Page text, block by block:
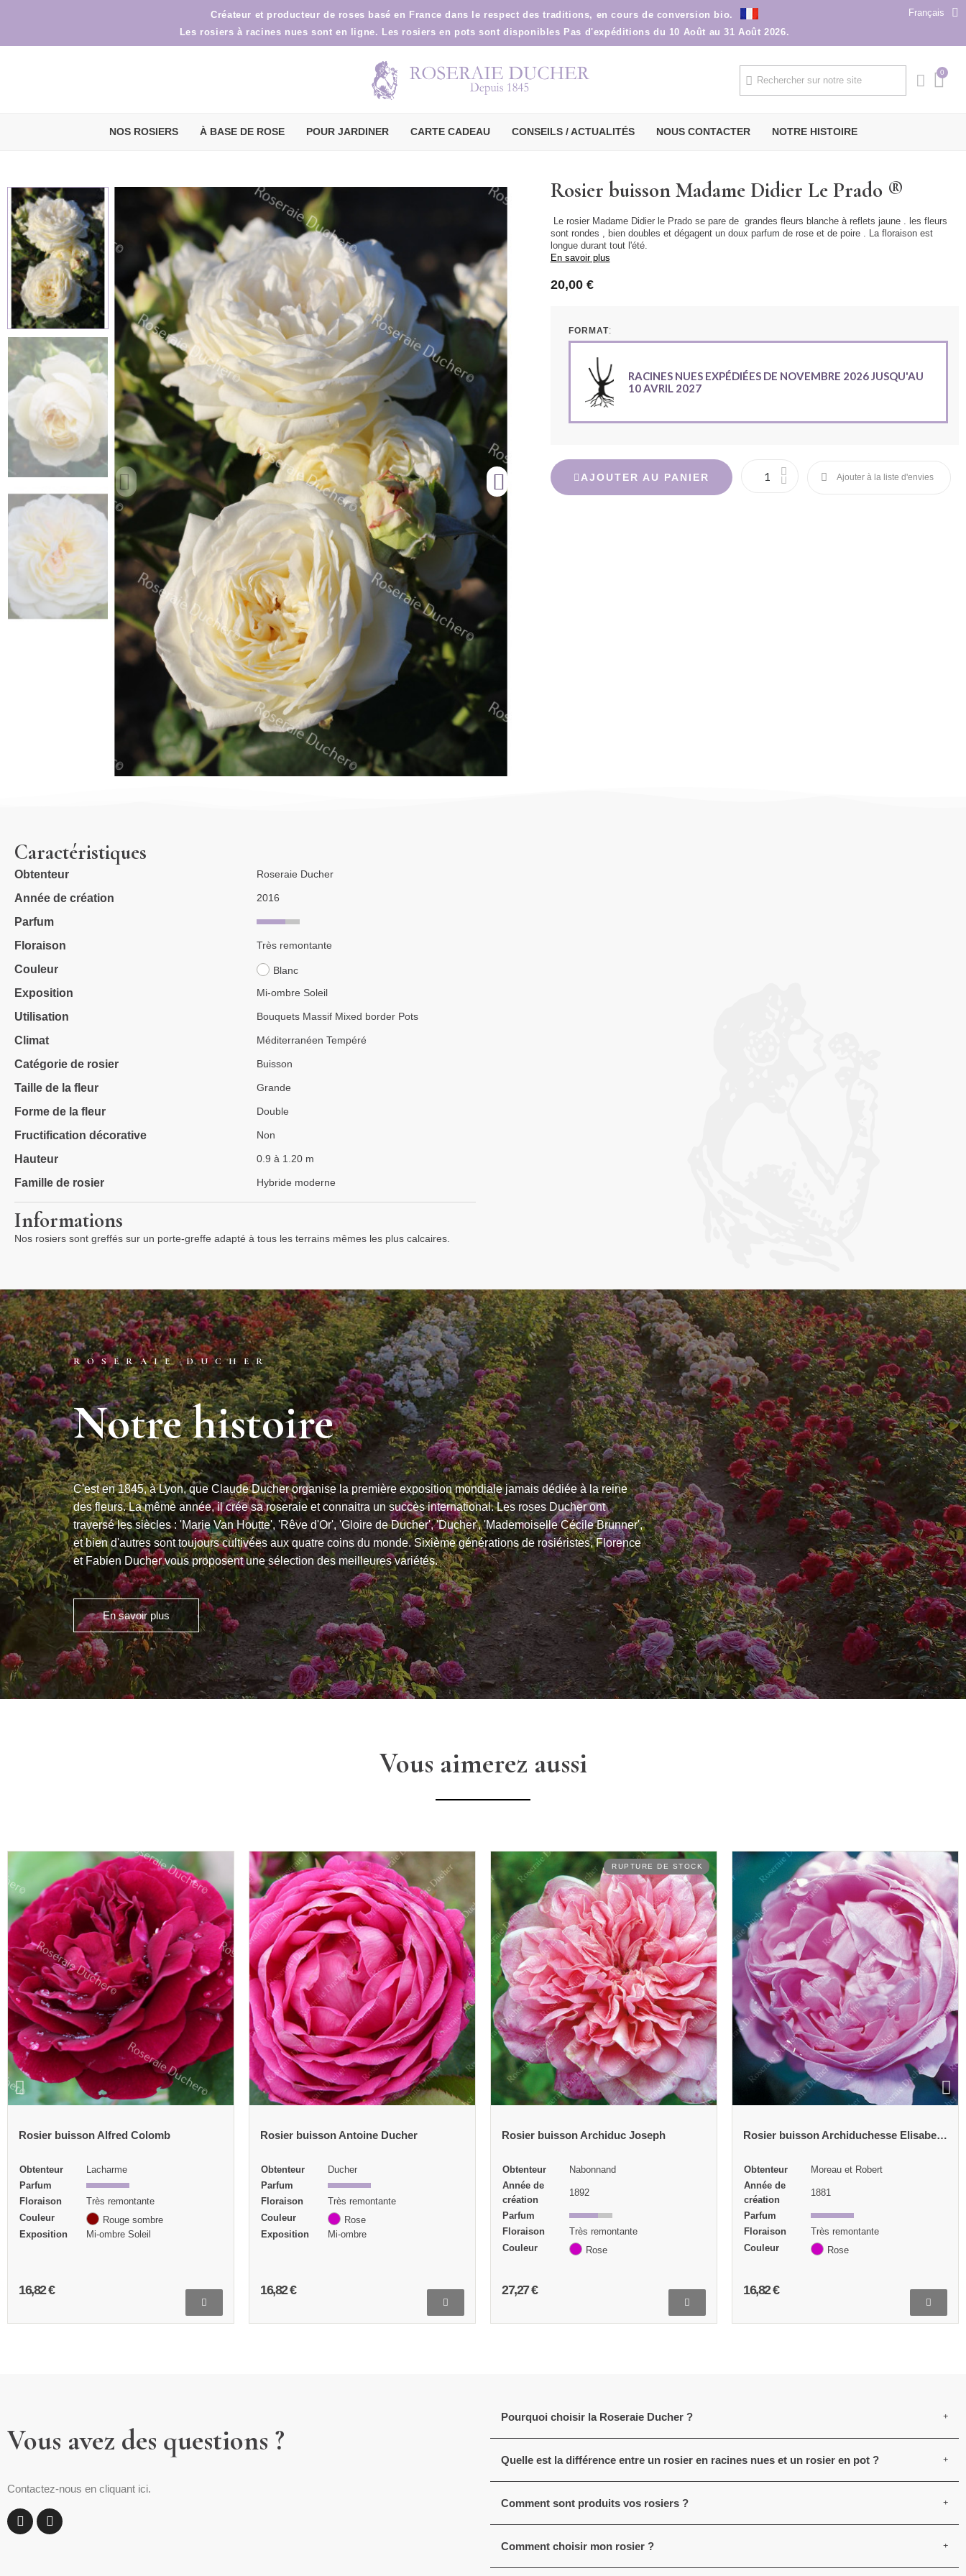
Créateur et producteur de roses basé en France dans le respect des traditions, en cours de conversion bio.
Français
Les rosiers à racines nues sont en ligne. Les rosiers en pots sont disponibles Pas d'expéditions du 10 Août au 31 Août 2026.
NOS ROSIERS À BASE DE ROSE POUR JARDINER CARTE CADEAU CONSEILS / ACTUALITÉS NOUS CONTACTER NOTRE HISTOIRE
Rosier buisson Madame Didier Le Prado ®
Le rosier Madame Didier le Prado se pare de grandes fleurs blanche à reflets jaune . les fleurs
sont rondes , bien doubles et dégagent un doux parfum de rose et de poire . La floraison est
longue durant tout l'été.
En savoir plus
20,00 €
FORMAT
RACINES NUES EXPÉDIÉES DE NOVEMBRE 2026 JUSQU'AU
10 AVRIL 2027
AJOUTER AU PANIER
Caractéristiques
Obtenteur Roseraie Ducher
Année de création 2016
Parfum
Floraison
Très remontante
Couleur Blanc
Exposition Mi-ombre Soleil
Utilisation Bouquets Massif Mixed border Pots
Climat Méditerranéen Tempéré
Catégorie de rosier Buisson
Taille de la fleur Grande
Forme de la fleur Double
Fructification décorative Non
Hauteur 0.9 à 1.20 m
Famille de rosier Hybride moderne
Informations
Nos rosiers sont greffés sur un porte-greffe adapté à tous les terrains mêmes les plus calcaires.
ROSERAIE DUCHER
Notre histoire
C'est en 1845, à Lyon, que Claude Ducher organise la première exposition mondiale jamais dédiée à la reine
des fleurs. La même année, il crée sa roseraie et connaitra un succès international. Les roses Ducher ont
traversé les siècles : 'Marie Van Houtte', 'Rêve d'Or', 'Gloire de Ducher', 'Ducher', 'Mademoiselle Cécile Brunner',
et bien d'autres sont toujours cultivées aux quatre coins du monde. Sixième générations de rosiéristes, Florence
et Fabien Ducher vous proposent une sélection des meilleures variétés.
En savoir plus
Vous aimerez aussi
Rosier buisson Antoine Ducher
Obtenteur
Ducher
Parfum
Floraison
Très remontante
Couleur
Rose
Exposition
Mi-ombre
16,82 €
RUPTURE DE STOCK
Rosier buisson Archiduc Joseph
Obtenteur
Nabonnand
Année de
création
Parfum
Floraison
Très remontante
27,27 €
Obtenteur
Moreau et Robert
Année de
création
1881
Parfum
Floraison
Très remontante
Couleur
Rose
16,82 €
Rosier buisson Ardoisée de Lyon
Année de
création
Parfum
Floraison
Très remontante
Couleur
Rose
Exposition
Mi-ombre Soleil
16,82 €
Vous avez des questions ?
Contactez-nous en cliquant ici.
Pourquoi choisir la Roseraie Ducher ?
Quelle est la différence entre un rosier en racines nues et un rosier en pot ?
Comment sont produits vos rosiers ?
Comment choisir mon rosier ?